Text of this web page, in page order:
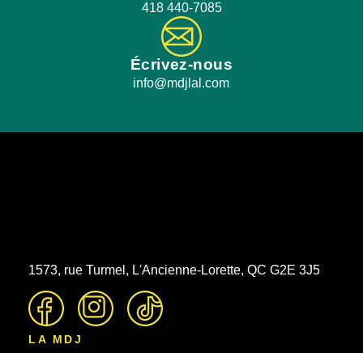
418 440-7085
Écrivez-nous
info@mdjlal.com
1573, rue Turmel, L'Ancienne-Lorette, QC G2E 3J5
LA MDJ